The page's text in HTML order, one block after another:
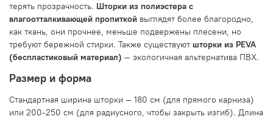
терять прозрачность. Шторки из полиэстера с
влагоотталкивающей пропиткой выглядят более благородно,
как ткань, они прочнее, меньше подвержены плесени, но
требуют бережной стирки. Также существуют шторки из PEVA
(беспластиковый материал) — экологичная альтернатива ПВХ.
Размер и форма
Стандартная ширина шторки — 180 см (для прямого карниза)
или 200-250 см (для радиусного, чтобы закрыть изгиб). Длина